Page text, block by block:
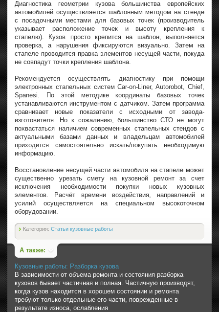
Диагностика геометрии кузова большинства европейских
автомобилей осуществляется шаблонным методом на стенде
с посадочными местами для базовых точек (производитель
указывает расположение точек и высоту крепления к
стапелю). Кузов просто крепится на шаблон, выполняется
проверка, а нарушения фиксируются визуально. Затем на
стапеле проводится правка элементов несущей части, покуда
не совпадут точки крепления шаблона.
Рекомендуется осуществлять диагностику при помощи
электронных стапельных систем Car-on-Liner, Autorobot, Chief,
Spanesi. По этой методике координаты базовых точек
устанавливаются инструментом с датчиком. Затем программа
сравнивает новые показатели с исходными от завода-
изготовителя. Но к сожалению, большинство СТО не могут
похвастаться наличием современных стапельных стендов с
актуальными базами данных и владельцам автомобилей
приходится самостоятельно искать/покупать необходимую
информацию.
Восстановление несущей части автомобиля на стапеле может
существенно урезать смету на кузовной ремонт за счет
исключения необходимости покупки новых кузовных
элементов. Расчёт времени воздействия, направлений и
усилий осуществляется на специальном высокоточном
оборудовании.
Категория: Статьи кузовные работы
А также:
Кузовные работы: Разборка кузова
В зависимости от объема ремонта и состояния разборка
кузовов бывает частичная и полная. Частичную производят,
когда кузов находится в хорошем состоянии и ремонта
требуют только отдельные его части, поврежденные в
результате износа, ослабления